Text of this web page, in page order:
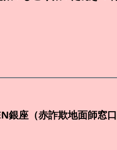
座（赤詐欺地面師窓